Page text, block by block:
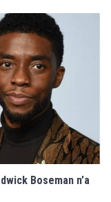
Boseman n’a